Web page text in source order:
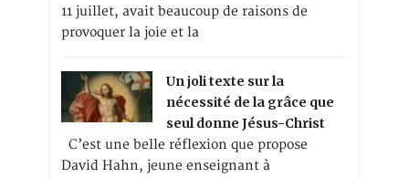
11 juillet, avait beaucoup de raisons de
provoquer la joie et la
Un joli texte sur la
nécessité de la grâce que
seul donne Jésus-Christ
C’est une belle réflexion que propose
David Hahn, jeune enseignant à